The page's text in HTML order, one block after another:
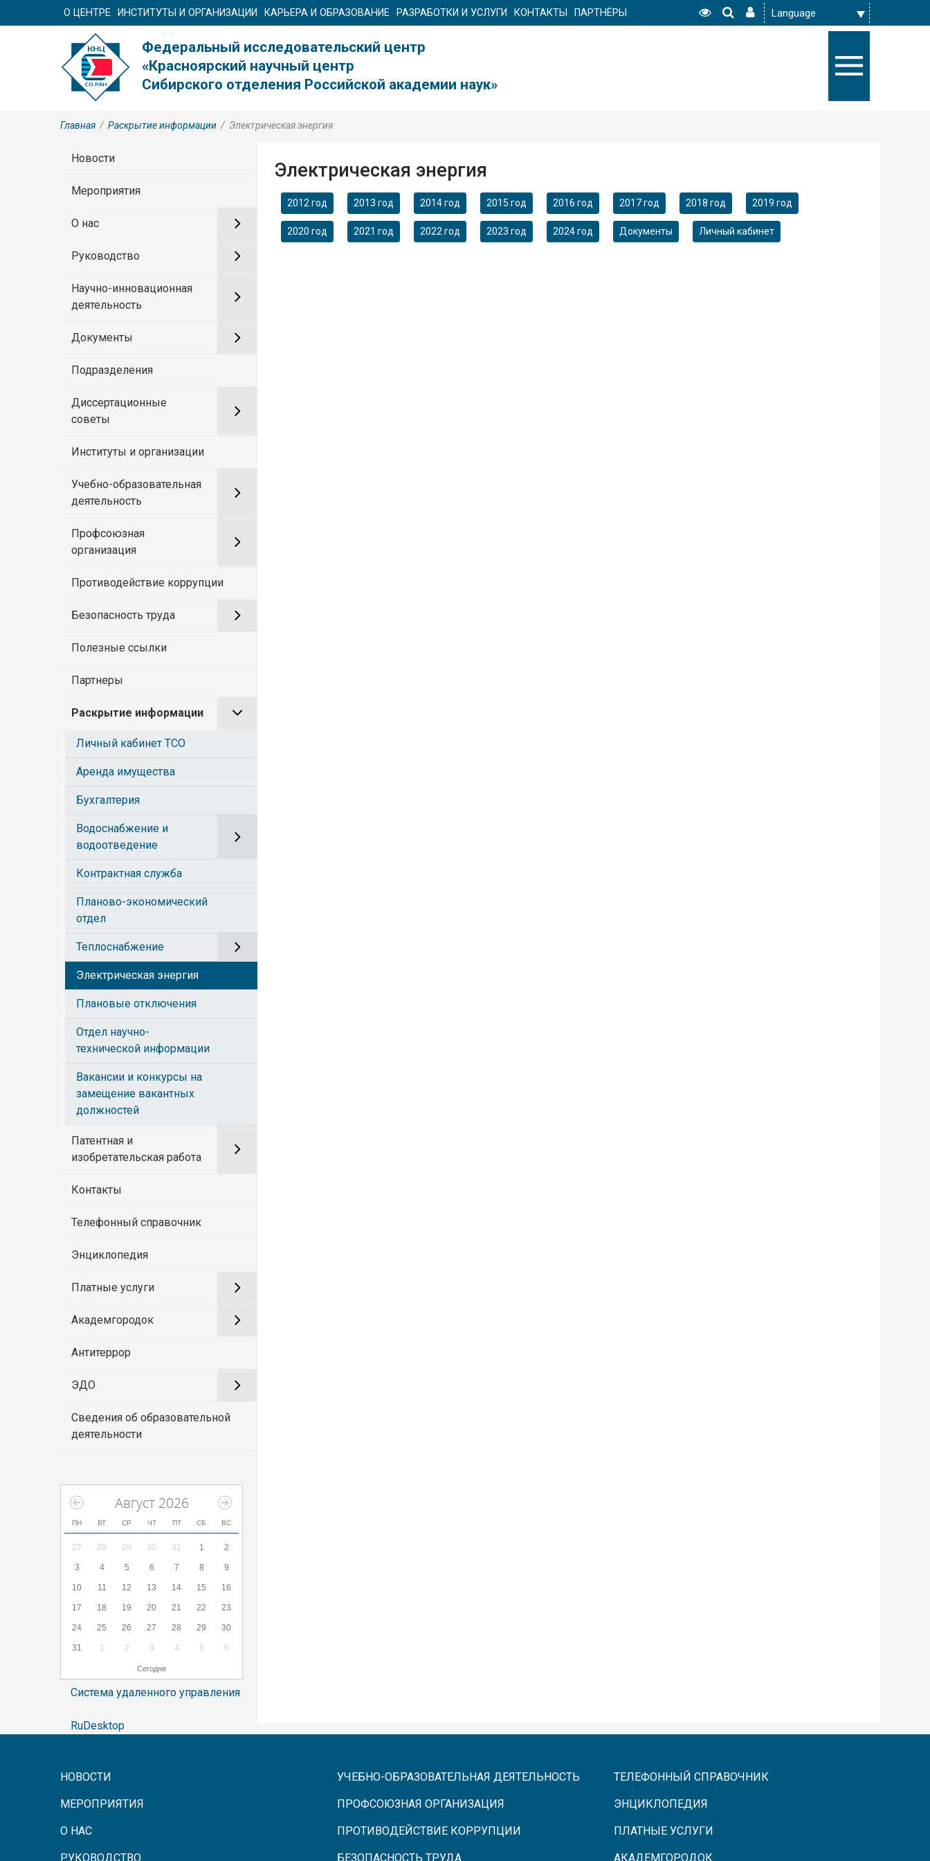
О ЦЕНТРЕ ИНСТИТУТЫ И ОРГАНИЗАЦИИ КАРЬЕРА И ОБРАЗОВАНИЕ РАЗРАБОТКИ И УСЛУГИ КОНТАКТЫ ПАРТНЁРЫ
Федеральный исследовательский центр
«Красноярский научный центр
Сибирского отделения Российской академии наук»
Главная / Раскрытие информации / Электрическая энергия
Новости
Мероприятия
О нас
Руководство
Научно-инновационная
деятельность
Документы
Подразделения
Диссертационные
советы
Институты и организации
Учебно-образовательная
деятельность
Профсоюзная
организация
Противодействие коррупции
Безопасность труда
Полезные ссылки
Партнеры
Раскрытие информации
Личный кабинет ТСО
Аренда имущества
Бухгалтерия
Водоснабжение и
водоотведение
Контрактная служба
Планово-экономический
отдел
Теплоснабжение
Электрическая энергия
Плановые отключения
Отдел научно-
технической информации
Вакансии и конкурсы на
замещение вакантных
должностей
Патентная и
изобретательская работа
Контакты
Телефонный справочник
Энциклопедия
Платные услуги
Академгородок
Антитеррор
ЭДО
Сведения об образовательной
деятельности
Август 2026
ПН ВТ СР ЧТ ПТ СБ ВС
27 28 29 30 31 1 2
3 4 5 6 7 8 9
10 11 12 13 14 15 16
17 18 19 20 21 22 23
24 25 26 27 28 29 30
31 1 2 3 4 5 6
Сегодня
Система удаленного управления
RuDesktop
Электрическая энергия
2012 год 2013 год 2014 год 2015 год 2016 год 2017 год 2018 год 2019 год
2020 год 2021 год 2022 год 2023 год 2024 год Документы Личный кабинет
НОВОСТИ
МЕРОПРИЯТИЯ
О НАС
РУКОВОДСТВО
УЧЕБНО-ОБРАЗОВАТЕЛЬНАЯ ДЕЯТЕЛЬНОСТЬ
ПРОФСОЮЗНАЯ ОРГАНИЗАЦИЯ
ПРОТИВОДЕЙСТВИЕ КОРРУПЦИИ
БЕЗОПАСНОСТЬ ТРУДА
ТЕЛЕФОННЫЙ СПРАВОЧНИК
ЭНЦИКЛОПЕДИЯ
ПЛАТНЫЕ УСЛУГИ
АКАДЕМГОРОДОК